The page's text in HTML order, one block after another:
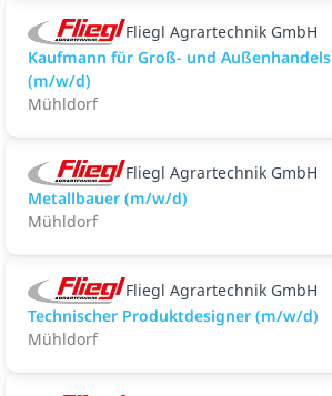
Fliegl Agrartechnik GmbH
Kaufmann für Groß- und
(m/w/d)
Mühldorf
Fliegl Agrartechnik GmbH
Metallbauer (m/w/d)
Mühldorf
Fliegl Agrartechnik GmbH
Technischer Produktdesigner (m/w/d)
Mühldorf